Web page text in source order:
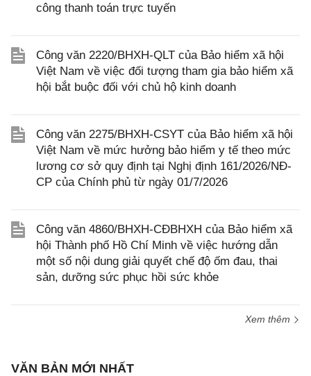
công thanh toán trực tuyến
Công văn 2220/BHXH-QLT của Bảo hiểm xã hội
Việt Nam về việc đối tượng tham gia bảo hiểm xã
hội bắt buộc đối với chủ hộ kinh doanh
Công văn 2275/BHXH-CSYT của Bảo hiểm xã hội
Việt Nam về mức hưởng bảo hiểm y tế theo mức
lương cơ sở quy định tại Nghị định 161/2026/NĐ-
CP của Chính phủ từ ngày 01/7/2026
Công văn 4860/BHXH-CĐBHXH của Bảo hiểm xã
hội Thành phố Hồ Chí Minh về việc hướng dẫn
một số nội dung giải quyết chế độ ốm đau, thai
sản, dưỡng sức phục hồi sức khỏe
Xem thêm
VĂN BẢN MỚI NHẤT